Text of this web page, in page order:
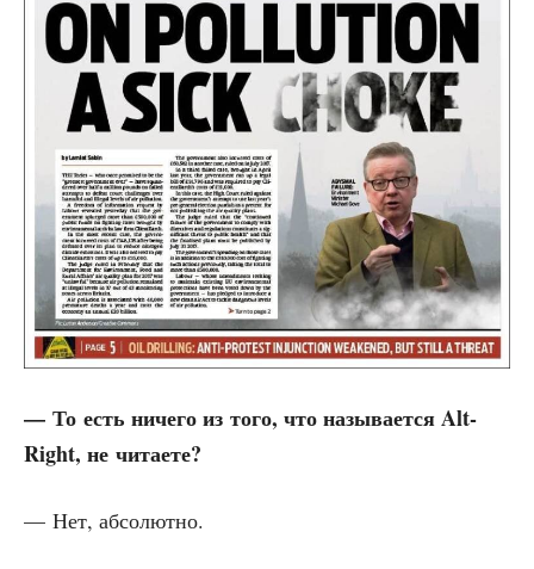
— То есть ниче­го из того, что назы­ва­ет­ся Alt-
Right, не читаете?
— Нет, абсолютно.